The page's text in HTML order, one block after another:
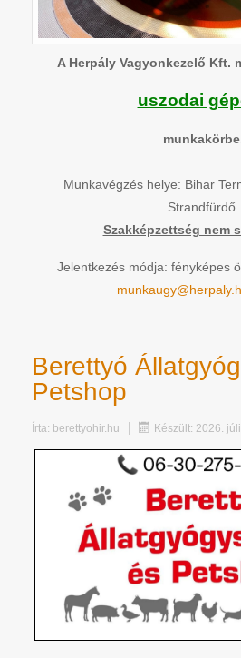
A Herpály Vagyonkezelő Kft.
uszodai
Munkavégzés helye: Bihar
Strandfürdő.
Szakképzettség nem
Jelentkezés módja: fényképes
Berettyó
Petshop
Írta: berettyohir.hu Készült: 2026.